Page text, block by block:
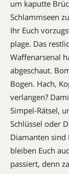
um kaputte
Schlammseen
Ihr Euch
plage. Das
Waffenarsenal
abgeschaut.
Bogen. Hach,
verlangen?
Simpel-Rätsel,
Schlüssel oder
Diamanten sind
bleiben Euch
passiert, denn